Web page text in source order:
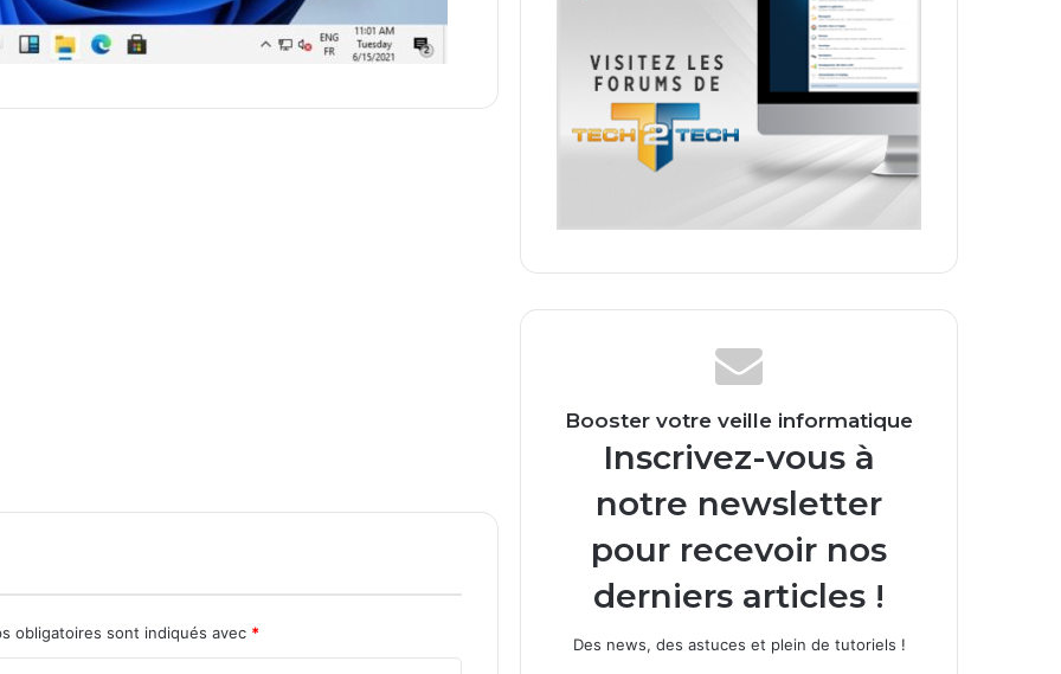
obligatoires sont indiqués avec *
Booster votre veille informatique
Inscrivez-vous à
notre newsletter
pour recevoir nos
derniers articles !
Des news, des astuces et plein de tutoriels !